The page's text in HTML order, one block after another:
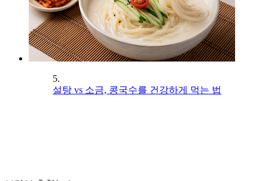
5.
설탕 vs 소금, 콩국수를 건강하게 먹는 법